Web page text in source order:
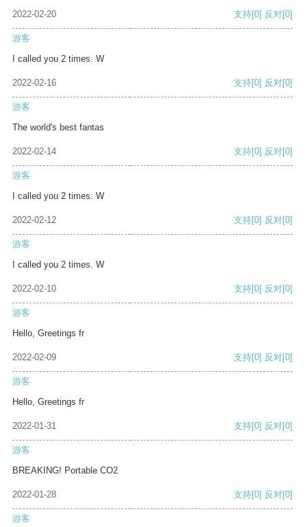
2022-02-20 支持[0] 反对[0]
游客
I called you 2 times. W
2022-02-16 支持[0] 反对[0]
游客
The world's best fantas
2022-02-14 支持[0] 反对[0]
游客
I called you 2 times. W
2022-02-12 支持[0] 反对[0]
游客
I called you 2 times. W
2022-02-10 支持[0] 反对[0]
游客
Hello, Greetings fr
2022-02-09 支持[0] 反对[0]
游客
Hello, Greetings fr
2022-01-31 支持[0] 反对[0]
游客
BREAKING! Portable CO2
2022-01-28 支持[0] 反对[0]
游客